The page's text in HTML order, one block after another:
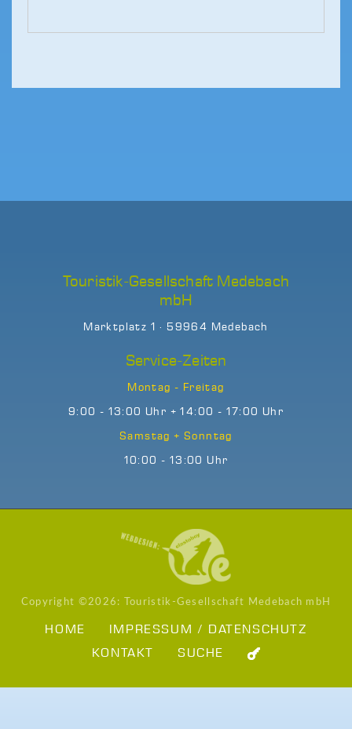
Touristik-Gesellschaft Medebach
mbH
Marktplatz 1 · 59964 Medebach
Service-Zeiten
Montag - Freitag
9:00 - 13:00 Uhr + 14:00 - 17:00 Uhr
Samstag + Sonntag
10:00 - 13:00 Uhr
Copyright ©2026: Touristik-Gesellschaft Medebach mbH
HOME
IMPRESSUM / DATENSCHUTZ
KONTAKT
SUCHE